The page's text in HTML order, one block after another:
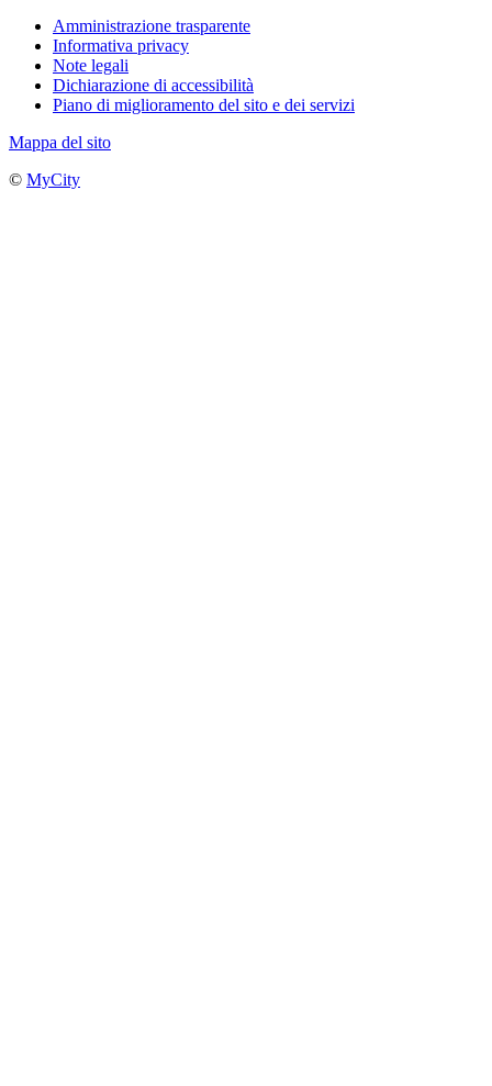
Amministrazione trasparente
Informativa privacy
Note legali
Dichiarazione di accessibilità
Piano di miglioramento del sito e dei servizi
Mappa del sito
© MyCity